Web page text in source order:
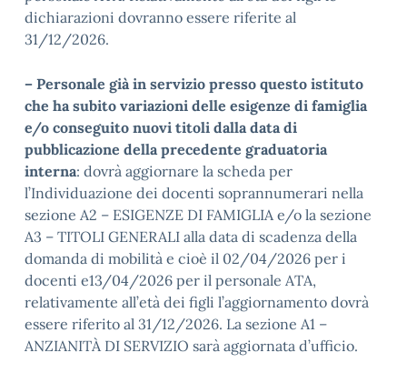
dichiarazioni dovranno essere riferite al
31/12/2026.
– Personale già in servizio presso questo istituto
che ha subito variazioni delle esigenze di famiglia
e/o conseguito nuovi titoli dalla data di
pubblicazione della precedente graduatoria
interna: dovrà aggiornare la scheda per
l’Individuazione dei docenti soprannumerari nella
sezione A2 – ESIGENZE DI FAMIGLIA e/o la sezione
A3 – TITOLI GENERALI alla data di scadenza della
domanda di mobilità e cioè il 02/04/2026 per i
docenti e13/04/2026 per il personale ATA,
relativamente all’età dei figli l’aggiornamento dovrà
essere riferito al 31/12/2026. La sezione A1 –
ANZIANITÀ DI SERVIZIO sarà aggiornata d’ufficio.